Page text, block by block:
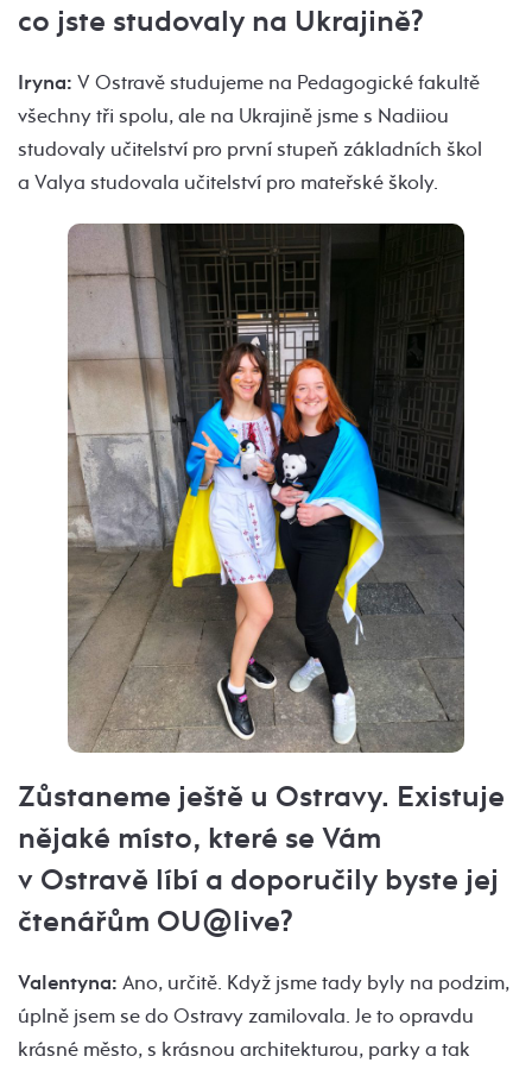
co jste studovaly na Ukrajině?
Iryna: V Ostravě studujeme na Pedagogické fakultě
všechny tři spolu, ale na Ukrajině jsme s Nadiiou
studovaly učitelství pro první stupeň základních škol
a Valya studovala učitelství pro mateřské školy.
Zůstaneme ještě u Ostravy. Existuje
nějaké místo, které se Vám
v Ostravě líbí a doporučily byste jej
čtenářům OU@live?
Valentyna: Ano, určitě. Když jsme tady byly na podzim,
úplně jsem se do Ostravy zamilovala. Je to opravdu
krásné město, s krásnou architekturou, parky a tak